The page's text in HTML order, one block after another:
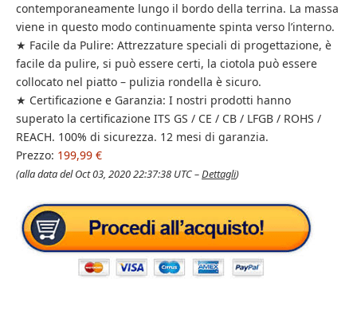
contemporaneamente lungo il bordo della terrina. La massa
viene in questo modo continuamente spinta verso l’interno.
★ Facile da Pulire: Attrezzature speciali di progettazione, è
facile da pulire, si può essere certi, la ciotola può essere
collocato nel piatto – pulizia rondella è sicuro.
★ Certificazione e Garanzia: I nostri prodotti hanno
superato la certificazione ITS GS / CE / CB / LFGB / ROHS /
REACH. 100% di sicurezza. 12 mesi di garanzia.
Prezzo: 199,99 €
(alla data del Oct 03, 2020 22:37:38 UTC –Dettagli)